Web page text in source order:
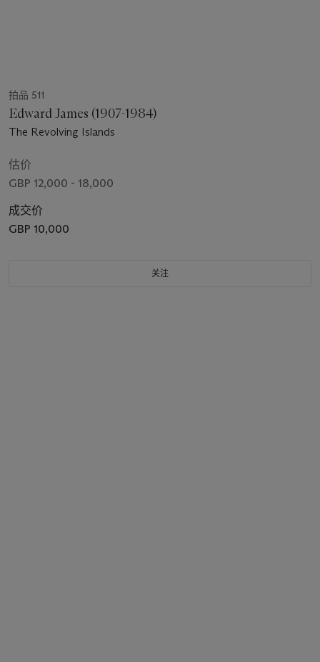
拍品 511
Edward James (1907-1984)
The Revolving Islands
估价
GBP 12,000 - 18,000
成交价
GBP 10,000
关注